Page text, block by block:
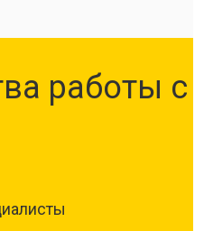
работы с